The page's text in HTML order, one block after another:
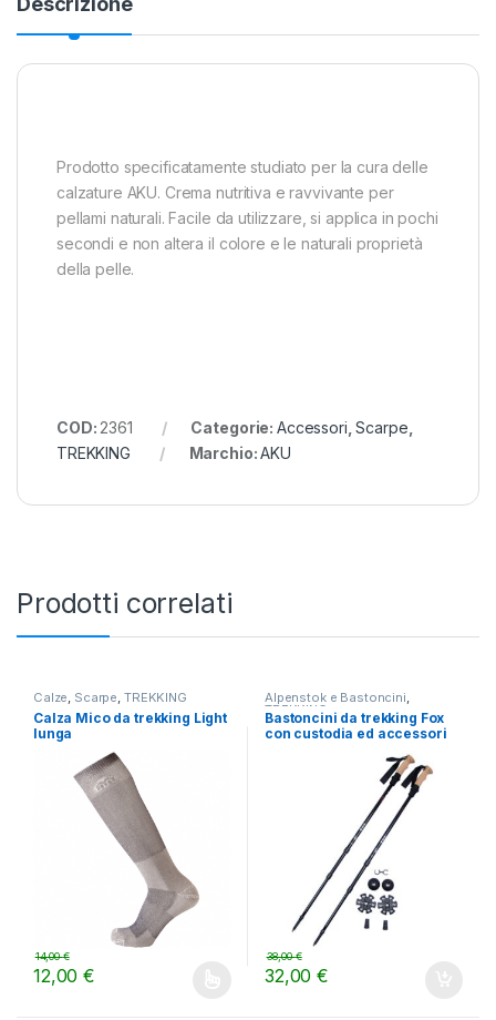
Prodotto specificatamente studiato per la cura delle
calzature AKU. Crema nutritiva e ravvivante per
pellami naturali. Facile da utilizzare, si applica in pochi
secondi e non altera il colore e le naturali proprietà
della pelle.
COD: 2361 Categorie: Accessori ,Scarpe
TREKKING
Marchio:AKU
Prodotti correlati
Calze, Scarpe, TREKKING
Calza Mico da trekking Light
lunga
12,00€
14,00€
Questo prodotto ha più varianti. Le opzioni possono essere
Alpenstok e Bastoncini,
TREKKING
Bastoncini da trekking Fox
con custodia ed accessori
32,00€
38,00€